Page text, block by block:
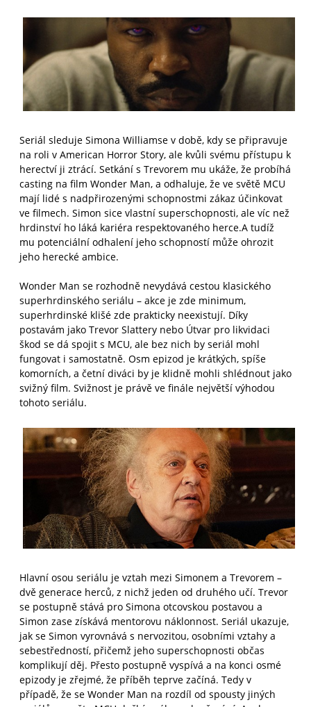
Seriál sleduje Simona Williamse v době, kdy se připravuje
na roli v American Horror Story, ale kvůli svému přístupu k
herectví ji ztrácí. Setkání s Trevorem mu ukáže, že probíhá
casting na film Wonder Man, a odhaluje, že ve světě MCU
mají lidé s nadpřirozenými schopnostmi zákaz účinkovat
ve filmech. Simon sice vlastní superschopnosti, ale víc než
hrdinství ho láká kariéra respektovaného herce.A tudíž
mu potenciální odhalení jeho schopností může ohrozit
jeho herecké ambice.
Wonder Man se rozhodně nevydává cestou klasického
superhrdinského seriálu – akce je zde minimum,
superhrdinské klišé zde prakticky neexistují. Díky
postavám jako Trevor Slattery nebo Útvar pro likvidaci
škod se dá spojit s MCU, ale bez nich by seriál mohl
fungovat i samostatně. Osm epizod je krátkých, spíše
komorních, a četní diváci by je klidně mohli shlédnout jako
svižný film. Svižnost je právě ve finále největší výhodou
tohoto seriálu.
Hlavní osou seriálu je vztah mezi Simonem a Trevorem –
dvě generace herců, z nichž jeden od druhého učí. Trevor
se postupně stává pro Simona otcovskou postavou a
Simon zase získává mentorovu náklonnost. Seriál ukazuje,
jak se Simon vyrovnává s nervozitou, osobními vztahy a
sebestředností, přičemž jeho superschopnosti občas
komplikují děj. Přesto postupně vyspívá a na konci osmé
epizody je zřejmé, že příběh teprve začíná. Tedy v
případě, že se Wonder Man na rozdíl od spousty jiných